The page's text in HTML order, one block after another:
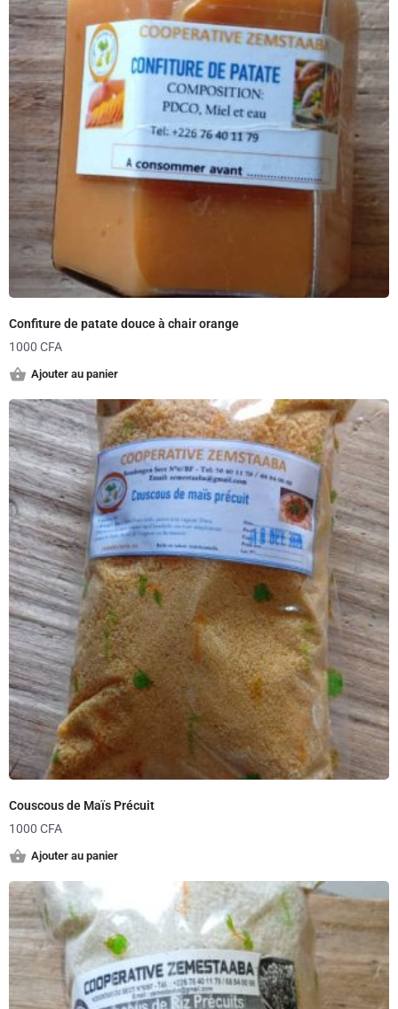
Confiture de patate douce à chair orange
1000 CFA
Ajouter au panier
Couscous de Maïs Précuit
1000 CFA
Ajouter au panier